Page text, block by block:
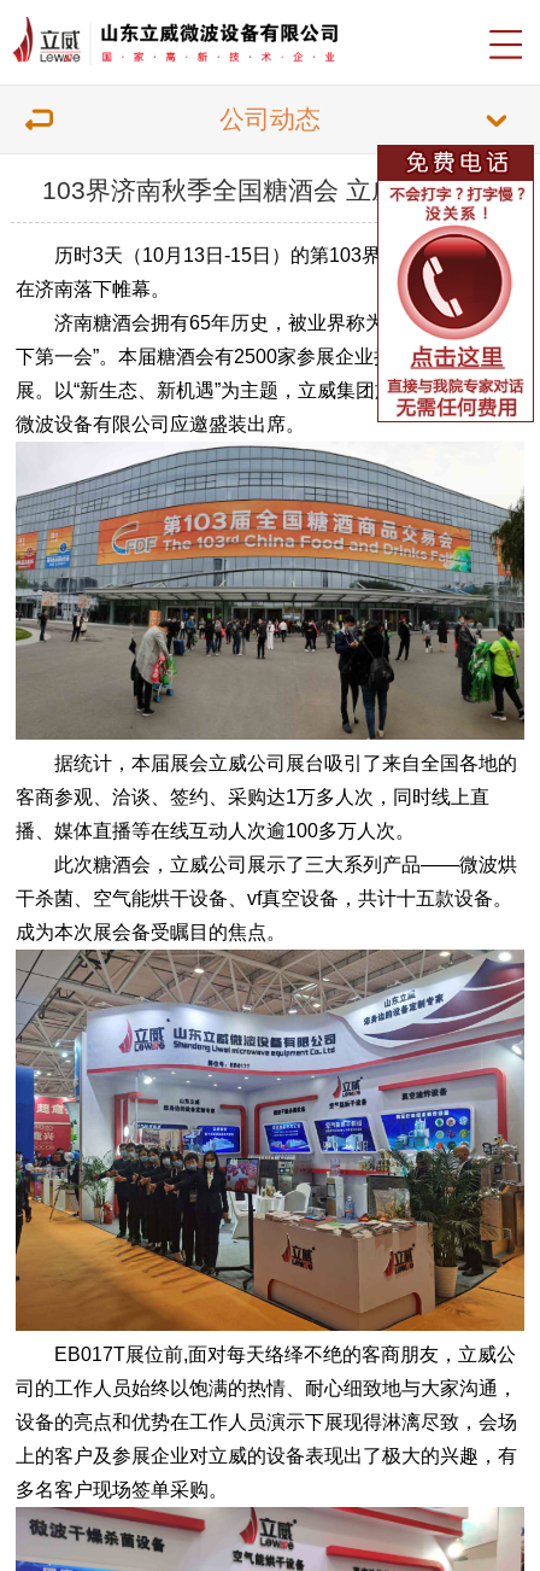
公司动态
103界济南秋季全国糖酒会 立威完美收官
历时3天（10月13日-15日）的第103界糖酒商品交易会
在济南落下帷幕。
济南糖酒会拥有65年历史，被业界称为规模最大的“天
下第一会”。本届糖酒会有2500家参展企业携3万种产品参
展。以“新生态、新机遇”为主题，立威集团旗下的山东立威
微波设备有限公司应邀盛装出席。
据统计，本届展会立威公司展台吸引了来自全国各地的
客商参观、洽谈、签约、采购达1万多人次，同时线上直
播、媒体直播等在线互动人次逾100多万人次。
此次糖酒会，立威公司展示了三大系列产品——微波烘
干杀菌、空气能烘干设备、vf真空设备，共计十五款设备。
成为本次展会备受瞩目的焦点。
EB017T展位前,面对每天络绎不绝的客商朋友，立威公
司的工作人员始终以饱满的热情、耐心细致地与大家沟通，
设备的亮点和优势在工作人员演示下展现得淋漓尽致，会场
上的客户及参展企业对立威的设备表现出了极大的兴趣，有
多名客户现场签单采购。